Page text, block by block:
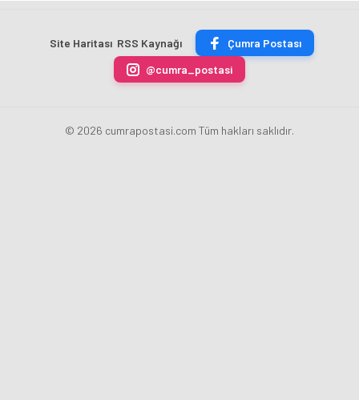
Site Haritası RSS Kaynağı
Çumra Postası
@cumra_postasi
© 2026 cumrapostasi.com Tüm hakları saklıdır.